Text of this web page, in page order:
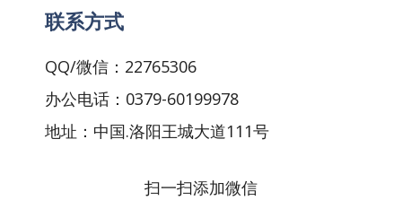
联系方式
QQ/微信：22765306
办公电话：0379-60199978
地址：中国.洛阳王城大道111号
扫一扫添加微信